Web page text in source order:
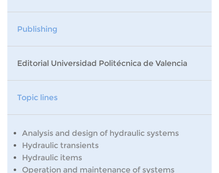
Publishing
Editorial Universidad Politécnica de Valencia
Topic lines
Analysis and design of hydraulic systems
Hydraulic transients
Hydraulic items
Operation and maintenance of systems